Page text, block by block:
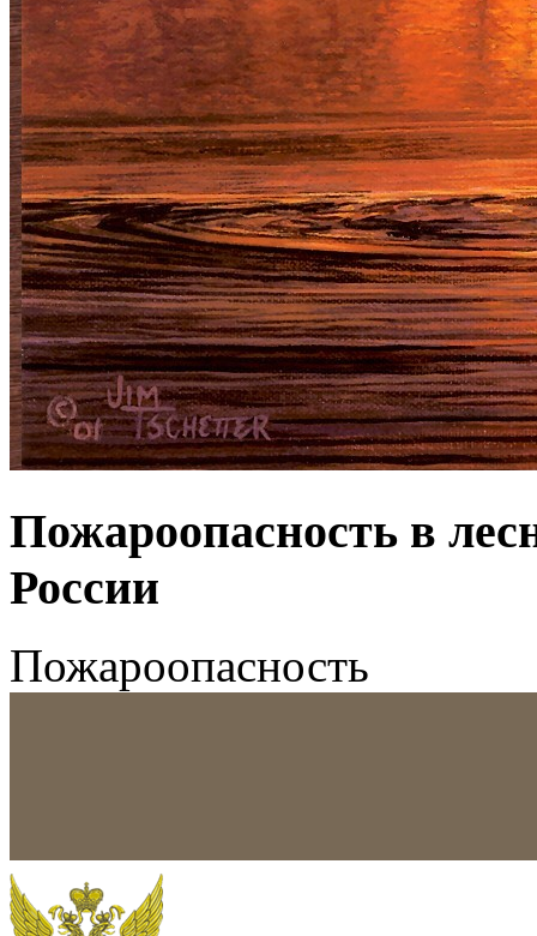
Пожароопасность в
России
Пожароопасность